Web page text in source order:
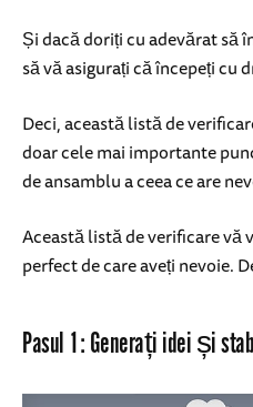
Și dacă doriți cu adevărat să
să vă asigurați că începeți cu
Deci, această listă de
doar cele mai importante
de ansamblu a ceea ce are
Această listă de verificare vă
perfect de care aveți nevoie.
Pasul 1: Generați idei și